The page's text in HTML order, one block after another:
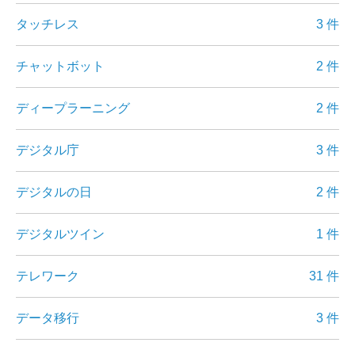
タッチレス 3 件
チャットボット 2 件
ディープラーニング 2 件
デジタル庁 3 件
デジタルの日 2 件
デジタルツイン 1 件
テレワーク 31 件
データ移行 3 件